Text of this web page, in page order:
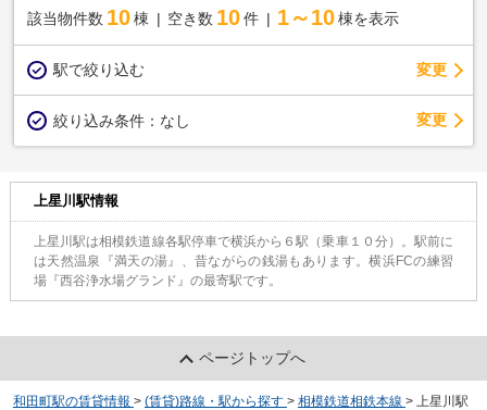
該当物件数 10棟 空き数 10 件 1～10 棟を表示
駅で絞り込む 変更
絞り込み条件： なし 変更
上星川駅情報
上星川駅は相模鉄道線各駅停車で横浜から６駅（乗車１０分）。駅前に
は天然温泉『満天の湯』、昔ながらの銭湯もあります。横浜FCの練習
場『西谷浄水場グランド』の最寄駅です。
ページトップへ
和田町駅の賃貸情報 > (賃貸)路線・駅から探す > 相模鉄道相鉄本線 > 上星川駅